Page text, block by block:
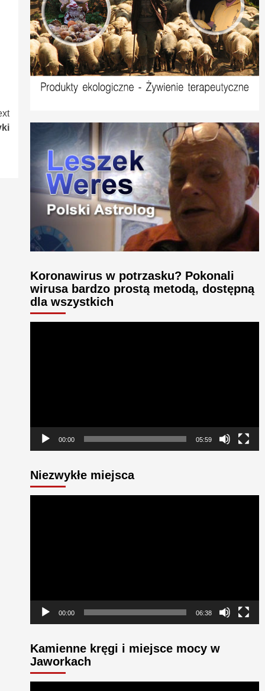
Koronawirus w potrzasku? Pokonali
wirusa bardzo prostą metodą, dostępną
dla wszystkich
00:00 05:59
Niezwykłe miejsca
00:00 06:38
Kamienne kręgi i miejsce mocy w
Jaworkach